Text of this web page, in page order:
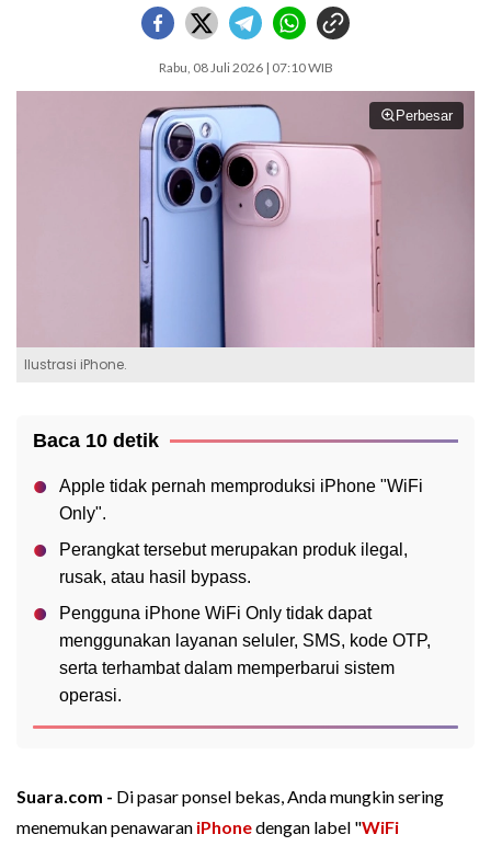
Rabu, 08 Juli 2026 | 07:10 WIB
Perbesar
Ilustrasi iPhone.
Baca 10 detik
Apple tidak pernah memproduksi iPhone "WiFi
Only".
Perangkat tersebut merupakan produk ilegal,
rusak, atau hasil bypass.
Pengguna iPhone WiFi Only tidak dapat
menggunakan layanan seluler, SMS, kode OTP,
serta terhambat dalam memperbarui sistem
operasi.
Suara.com - Di pasar ponsel bekas, Anda mungkin sering
menemukan penawaran iPhonedengan label "WiFi